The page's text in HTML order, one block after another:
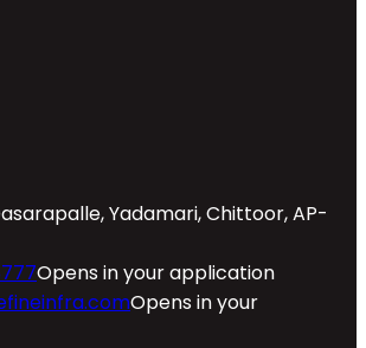
Yadamari, Chittoor, AP-
Opens in your application
Opens in your